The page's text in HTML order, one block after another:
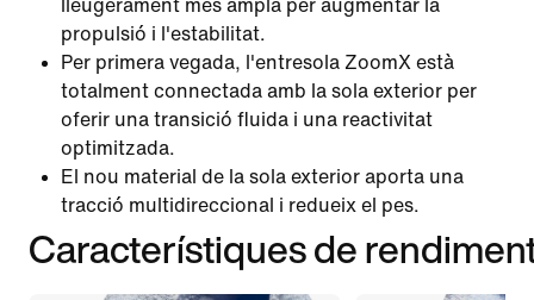
lleugerament més ampla per augmentar la
propulsió i l'estabilitat.
Per primera vegada, l'entresola ZoomX està
totalment connectada amb la sola exterior per
oferir una transició fluida i una reactivitat
optimitzada.
El nou material de la sola exterior aporta una
tracció multidireccional i redueix el pes.
Característiques de